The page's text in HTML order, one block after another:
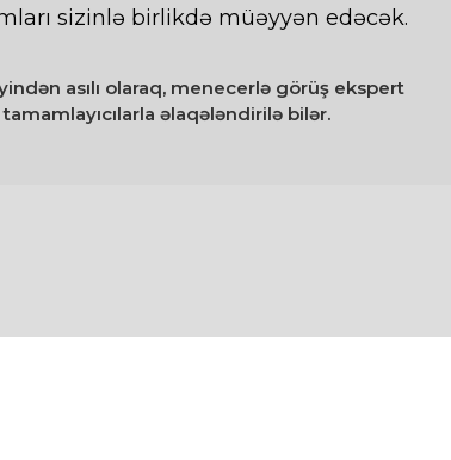
sizinlə birlikdə müəyyən edəcək.
asılı olaraq, menecerlə görüş ekspert
əlaqələndirilə bilər.